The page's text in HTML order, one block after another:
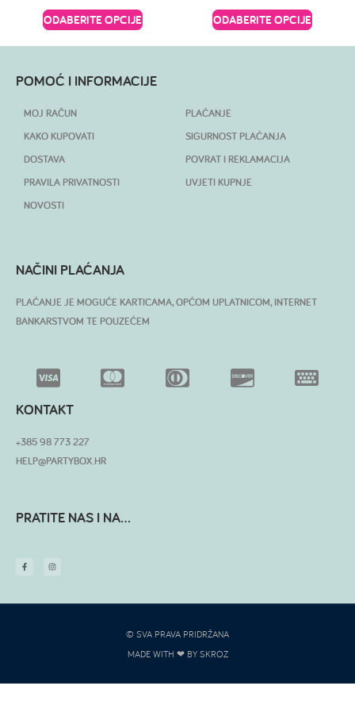
ODABERITE OPCIJE ODABERITE OPCIJE
POMOĆ I INFORMACIJE
MOJ RAČUN
KAKO KUPOVATI
DOSTAVA
PRAVILA PRIVATNOSTI
NOVOSTI
PLAĆANJE
SIGURNOST PLAĆANJA
POVRAT I REKLAMACIJA
UVJETI KUPNJE
NAČINI PLAĆANJA
PLAĆANJE JE MOGUĆE KARTICAMA, OPĆOM UPLATNICOM, INTERNET
BANKARSTVOM TE POUZEĆEM
KONTAKT
+385 98 773 227
HELP@PARTYBOX.HR
PRATITE NAS I NA...
© SVA PRAVA PRIDRŽANA
MADE WITH ❤ BY SKROZ